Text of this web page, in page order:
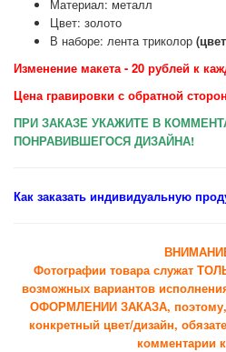
Материал: металл
Цвет: золото
В наборе: лента триколор
Изменение макета - 20 рублей к
Цена гравировки с обратной
ПРИ ЗАКАЗЕ УКАЖИТЕ В
ПОНРАВИВШЕГОСЯ ДИЗАЙНА!
Как заказать индивидуальную
Фотографии товара служат
возможных вариантов
ОФОРМЛЕНИИ ЗАКАЗА, поэтому,
конкретный цвет/дизайн,
комментарии к